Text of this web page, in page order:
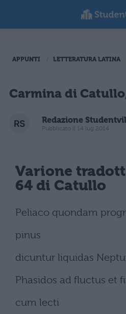
APPUNTI LETTERATURA LATINA
Carmina di
Redazione
Pubblicato il 14 lug 2014
Varione
64 di Catullo
Peliaco quondam
pinus
dicuntur liquidas
Phasidos ad fluctus et
cum lecti